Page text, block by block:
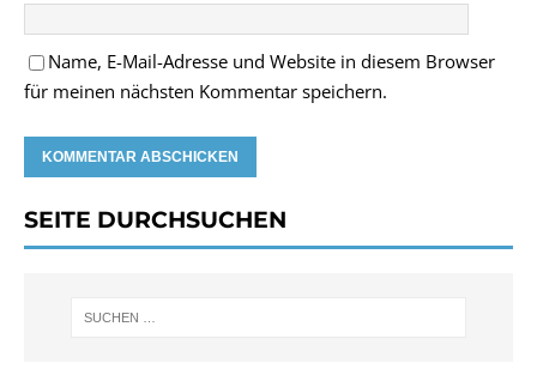
Name, E-Mail-Adresse und Website in diesem Browser
für meinen nächsten Kommentar speichern.
SEITE DURCHSUCHEN